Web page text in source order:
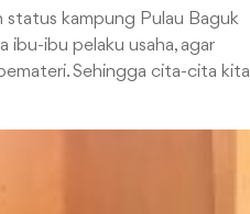
status kampung Pulau Baguk
ibu-ibu pelaku usaha, agar
Sehingga cita-cita kita